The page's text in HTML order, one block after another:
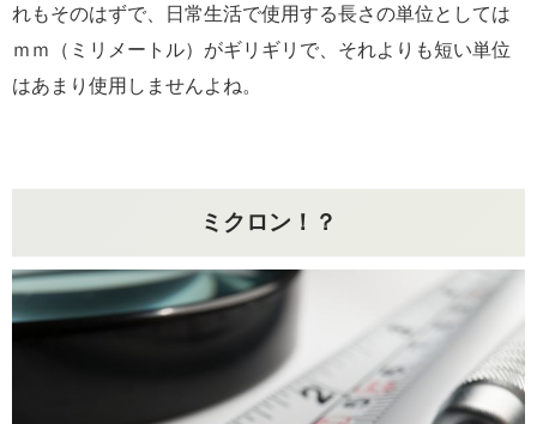
れもそのはずで、日常生活で使用する長さの単位としては
ｍｍ（ミリメートル）がギリギリで、それよりも短い単位
はあまり使用しませんよね。
ミクロン！？